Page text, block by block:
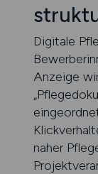
Digitale
Anzeige
naher